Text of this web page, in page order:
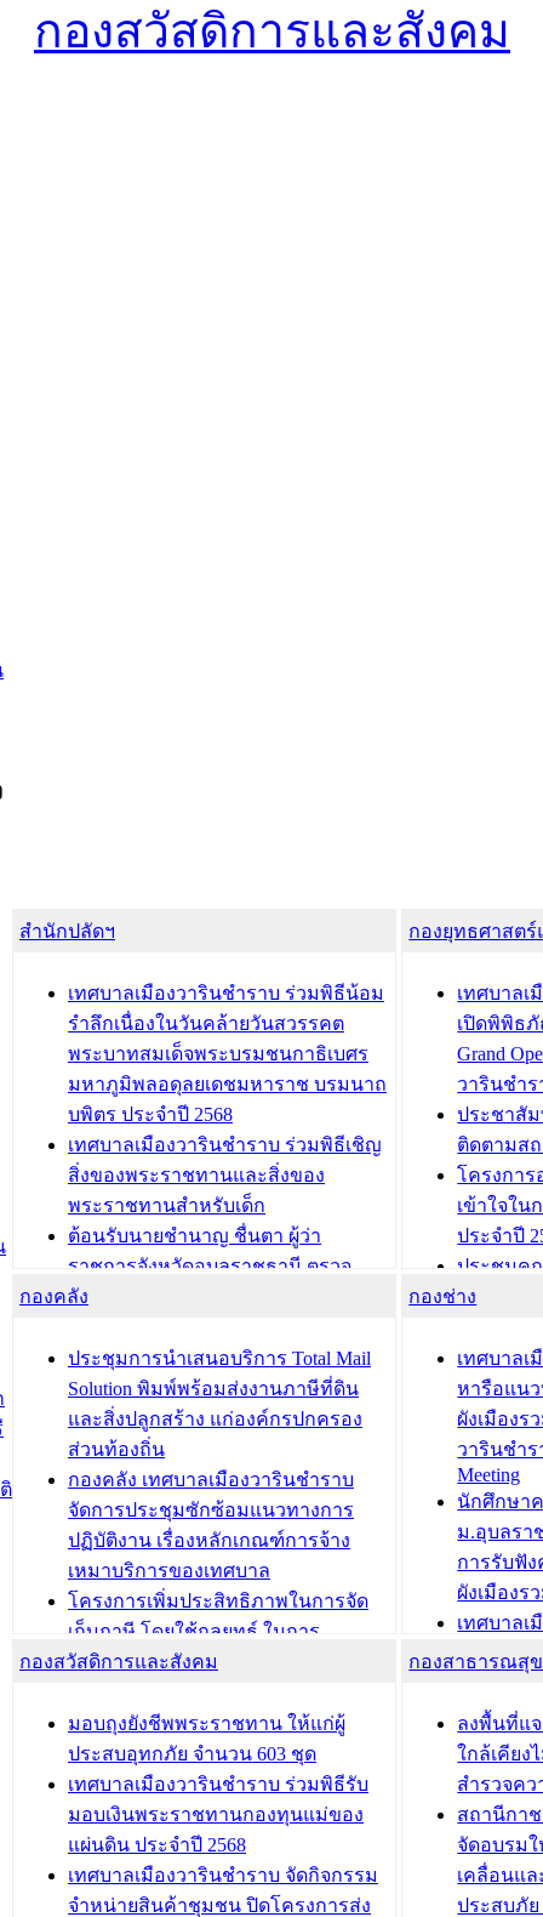
กองสวัสดิการและสังคม
สำนักปลัดฯ
เทศบาลเมืองวารินชำราบ ร่วมพิธีน้อม
รำลึกเนื่องในวันคล้ายวันสวรรคต
พระบาทสมเด็จพระบรมชนกาธิเบศร
มหาภูมิพลอดุลยเดชมหาราช บรมนาถ
บพิตร ประจำปี 2568
เทศบาลเมืองวารินชำราบ ร่วมพิธีเชิญ
สิ่งของพระราชทานและสิ่งของ
พระราชทานสำหรับเด็ก
ต้อนรับนายชำนาญ ชื่นตา ผู้ว่า
ราชการจังหวัดอุบลราชธานี ตรวจ
ความเรียบร้อยของสถานที่ในการเตรี
องคมนตรี
สำนักทะเบียนท้องถิ่นเทศบาลเมือง
วารินชำราบ ดำเนินการมอบทะเบียน
บ้าน ทร.14 และบัตรประจำตัว
ประชาชนบุคคลประเภท 8 แก่บุคคลที่
ได้รับการเพิ่มชื่อในทะเบียนบ้าน
(ท.ร.14) กรณีคนไม่มีสัญชาติไทยได้รับ
อนุญาตให้มีถิ่นที่อยู่
ประชุมคณะกรรมการประเมินผลการ
ควบคุมภายในของ สำนัก/กอง/
โรงเรียน/ศูนย์พัฒนาเด็กเล็ก/สถานธนา
บทความ อื่นๆ ...
กองยุทธศาสต
เทศบาลเ
เปิดพิพิธภั
Grand
วารินชำร
ประชาสัม
ติดตามส
โครงกา
เข้าใจใน
ประจำปี
ประชุมค
ความเสี่ย
ประชุมที
ชีวา สร้า
ขับเคลื่อน
“เมืองแห่
บทความ อื่นๆ ...
กองคลัง
ประชุมการนำเสนอบริการ Total Mail
Solution พิมพ์พร้อมส่งงานภาษีที่ดิน
และสิ่งปลูกสร้าง แก่องค์กรปกครอง
ส่วนท้องถิ่น
กองคลัง เทศบาลเมืองวารินชำราบ
จัดการประชุมซักซ้อมแนวทางการ
ปฏิบัติงาน เรื่องหลักเกณฑ์การจ้าง
เหมาบริการของเทศบาล
โครงการเพิ่มประสิทธิภาพในการจัด
เก็บภาษี โดยใช้กลยุทธ์ ในการ
พัฒนาการจัดเก็บรายได้ ประจำปี พ.ศ.
เทศบาลเมืองวารินชำราบ ร่วมการ
ประชุมวิชาการระดับนานาชาติและ
นิทรรศการด้านนวัตกรรมท้องถิ่น 2568
และรับรางวัลทีมนักวิจัยดีเด่นจาก
นวัตกรรมโครงการทะเบียนภาษีป้าย
ประชุมผู้เช่าอาคารพาณิชย์ บริเวณ
ถนนเกษมสุขและถนนประทุมเทพภักดี
กองช่าง
เทศบาลเ
หารือแน
ผังเมืองร
วารินชำร
Meeting
นักศึกษา
ม.อุบลรา
การรับฟั
ผังเมืองร
เทศบาลเ
โครงการ
เทศบาล
รับฟังคว
ผังเมือง
วารินชำ
เทศบาล
ซักซ้อมแ
ประโยช
กองสวัสดิการและสังคม
มอบถุงยังชีพพระราชทาน ให้แก่ผู้
ประสบอุทกภัย จำนวน 603 ชุด
เทศบาลเมืองวารินชำราบ ร่วมพิธีรับ
มอบเงินพระราชทานกองทุนแม่ของ
แผ่นดิน ประจำปี 2568
เทศบาลเมืองวารินชำราบ จัดกิจกรรม
จำหน่ายสินค้าชุมชน ปิดโครงการส่ง
กองสาธารณสุ
ลงพื้นที่แ
ใกล้เคียง
สำรวจค
สถานีกา
จัดอบรม
เคลื่อนแ
ประสบภั